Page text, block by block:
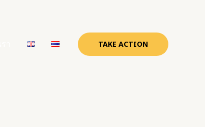
TAKE ACTION